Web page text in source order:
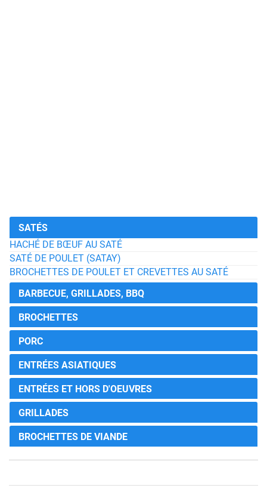
SATÉS
HACHÉ DE BŒUF AU SATÉ
SATÉ DE POULET (SATAY)
BROCHETTES DE POULET ET CREVETTES AU SATÉ
BARBECUE, GRILLADES, BBQ
BROCHETTES
PORC
ENTRÉES ASIATIQUES
ENTRÉES ET HORS D'OEUVRES
GRILLADES
BROCHETTES DE VIANDE